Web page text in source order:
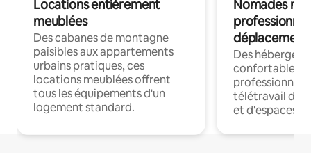
Locations entièrement
meublées
Des cabanes de montagne
paisibles aux appartements
urbains pratiques, ces
locations meublées offrent
tous les équipements d'un
logement standard.
Nomades
déplacement
Des
confortables
professionnels
télétravail
et d'espaces